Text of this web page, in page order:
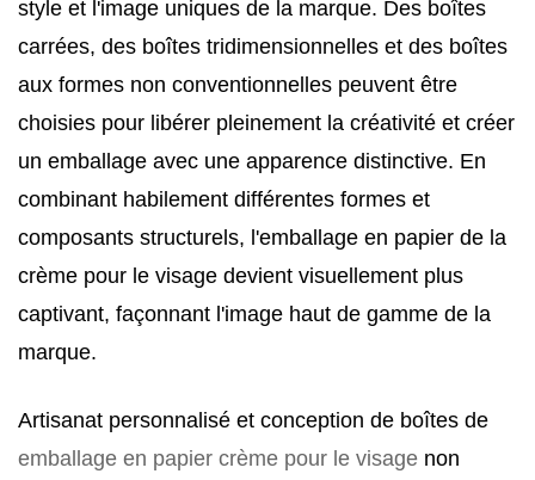
style et l'image uniques de la marque. Des boîtes
carrées, des boîtes tridimensionnelles et des boîtes
aux formes non conventionnelles peuvent être
choisies pour libérer pleinement la créativité et créer
un emballage avec une apparence distinctive. En
combinant habilement différentes formes et
composants structurels, l'emballage en papier de la
crème pour le visage devient visuellement plus
captivant, façonnant l'image haut de gamme de la
marque.
Artisanat personnalisé et conception de boîtes de
emballage en papier crème pour le visage non